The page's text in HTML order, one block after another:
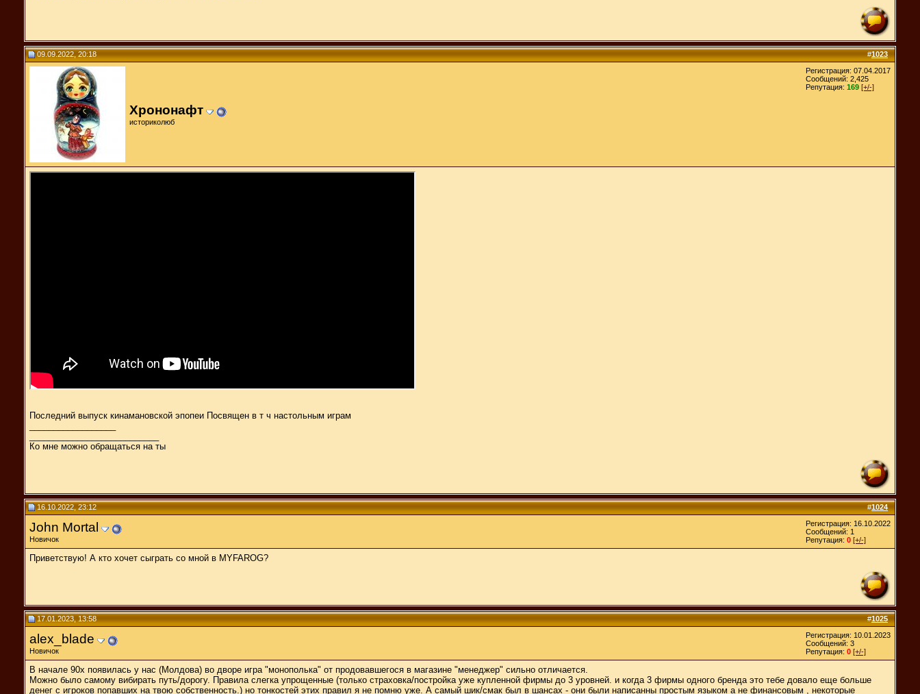
#1023
09.09.2022, 20:18
Хрононафт
историколюб
Регистрация: 07.04.2017
Сообщений: 2,425
Репутация: 169 [+/-]
Последний выпуск кинамановской эпопеи Посвящен в т ч настольным играм
Ко мне можно обращаться на ты
#1024
16.10.2022, 23:12
John Mortal
Новичок
Регистрация: 16.10.2022
Сообщений: 1
Репутация: 0 [+/-]
Приветствую! А кто хочет сыграть со мной в MYFAROG?
#1025
17.01.2023, 13:58
alex_blade
Новичок
Регистрация: 10.01.2023
Сообщений: 3
Репутация: 0 [+/-]
В начале 90х появилась у нас (Молдова) во дворе игра "монополька" от продовавшегося в магазине "менеджер" сильно отличается.
Можно было самому вибирать путь/дорогу. Правила слегка упрощенные (только страховка/постройка уже купленной фирмы до 3 уровней. и когда 3 фирмы одного бренда это тебе довало еще больше
денег с игроков попавших на твою собственность.) но тонкостей этих правил я не помню уже. А самый шик/смак был в шансах - они были написанны простым языком а не финансовым , некоторые